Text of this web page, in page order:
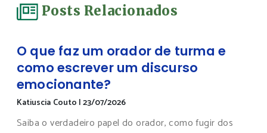
Posts Relacionados
O que faz um orador de turma e
como escrever um discurso
emocionante?
Katiuscia Couto |23/07/2026
Saiba o verdadeiro papel do orador, como fugir dos